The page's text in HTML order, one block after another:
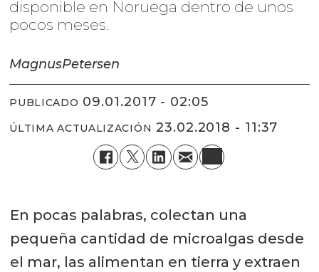
disponible en Noruega dentro de unos
pocos meses.
MagnusPetersen
PUBLICADO 09.01.2017 - 02:05
ÚLTIMA ACTUALIZACIÓN 23.02.2018 - 11:37
En pocas palabras, colectan una
pequeña cantidad de microalgas desde
el mar, las alimentan en tierra y extraen